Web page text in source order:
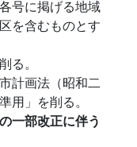
号に掲げる地域
を含むものとす
る。
計画法（昭和二
用」を削る。
一部改正に伴う